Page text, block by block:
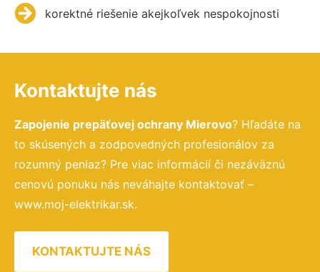
korektné riešenie akejkoľvek nespokojnosti
Kontaktujte nás
Zapojenie prepäťovej ochrany Mierovo? Hľadáte na
to skúsených a zodpovedných profesionálov za
rozumný peniaz? Pre viac informácií či nezáväznú
cenovú ponuku nás neváhajte kontaktovať –
www.moj-elektrikar.sk.
KONTAKTUJTE NÁS